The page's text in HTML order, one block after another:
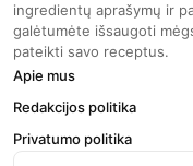
ingredientų aprašymų ir
galėtumėte išsaugoti
pateikti savo receptus.
Apie mus
Redakcijos politika
Privatumo politika